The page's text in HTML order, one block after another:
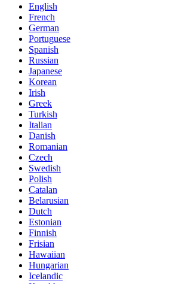
English
French
German
Portuguese
Spanish
Russian
Japanese
Korean
Irish
Greek
Turkish
Italian
Danish
Romanian
Czech
Swedish
Polish
Catalan
Belarusian
Dutch
Estonian
Finnish
Frisian
Hawaiian
Hungarian
Icelandic